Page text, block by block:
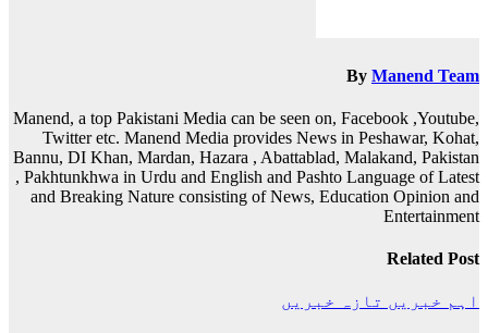
By Manend Team
Manend, a top Pakistani Media can be seen on, Facebook ,Youtube,
Twitter etc. Manend Media provides News in Peshawar, Kohat,
Bannu, DI Khan, Mardan, Hazara , Abattablad, Malakand, Pakistan
, Pakhtunkhwa in Urdu and English and Pashto Language of Latest
and Breaking Nature consisting of News, Education Opinion and
Entertainment
Related Post
اہم خبریں تازہ خبریں